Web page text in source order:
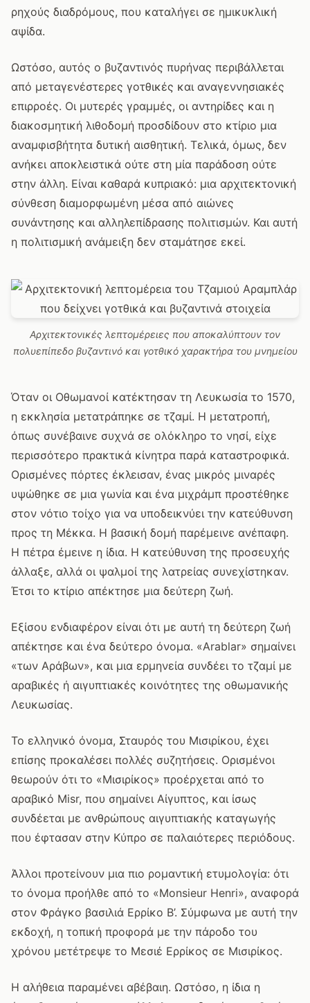
ρηχούς διαδρόμους, που καταλήγει σε ημικυκλική
αψίδα.
Ωστόσο, αυτός ο βυζαντινός πυρήνας περιβάλλεται
από μεταγενέστερες γοτθικές και αναγεννησιακές
επιρροές. Οι μυτερές γραμμές, οι αντηρίδες και η
διακοσμητική λιθοδομή προσδίδουν στο κτίριο μια
αναμφισβήτητα δυτική αισθητική. Τελικά, όμως, δεν
ανήκει αποκλειστικά ούτε στη μία παράδοση ούτε
στην άλλη. Είναι καθαρά κυπριακό: μια αρχιτεκτονική
σύνθεση διαμορφωμένη μέσα από αιώνες
συνάντησης και αλληλεπίδρασης πολιτισμών. Και αυτή
η πολιτισμική ανάμειξη δεν σταμάτησε εκεί.
Αρχιτεκτονικές λεπτομέρειες που αποκαλύπτουν τον
πολυεπίπεδο βυζαντινό και γοτθικό χαρακτήρα του μνημείου
Όταν οι Οθωμανοί κατέκτησαν τη Λευκωσία το 1570,
η εκκλησία μετατράπηκε σε τζαμί. Η μετατροπή,
όπως συνέβαινε συχνά σε ολόκληρο το νησί, είχε
περισσότερο πρακτικά κίνητρα παρά καταστροφικά.
Ορισμένες πόρτες έκλεισαν, ένας μικρός μιναρές
υψώθηκε σε μια γωνία και ένα μιχράμπ προστέθηκε
στον νότιο τοίχο για να υποδεικνύει την κατεύθυνση
προς τη Μέκκα. Η βασική δομή παρέμεινε ανέπαφη.
Η πέτρα έμεινε η ίδια. Η κατεύθυνση της προσευχής
άλλαξε, αλλά οι ψαλμοί της λατρείας συνεχίστηκαν.
Έτσι το κτίριο απέκτησε μια δεύτερη ζωή.
Εξίσου ενδιαφέρον είναι ότι με αυτή τη δεύτερη ζωή
απέκτησε και ένα δεύτερο όνομα. «Arablar» σημαίνει
«των Αράβων», και μια ερμηνεία συνδέει το τζαμί με
αραβικές ή αιγυπτιακές κοινότητες της οθωμανικής
Λευκωσίας.
Το ελληνικό όνομα, Σταυρός του Μισιρίκου, έχει
επίσης προκαλέσει πολλές συζητήσεις. Ορισμένοι
θεωρούν ότι το «Μισιρίκος» προέρχεται από το
αραβικό Misr, που σημαίνει Αίγυπτος, και ίσως
συνδέεται με ανθρώπους αιγυπτιακής καταγωγής
που έφτασαν στην Κύπρο σε παλαιότερες περιόδους.
Άλλοι προτείνουν μια πιο ρομαντική ετυμολογία: ότι
το όνομα προήλθε από το «Monsieur Henri», αναφορά
στον Φράγκο βασιλιά Ερρίκο Β’. Σύμφωνα με αυτή την
εκδοχή, η τοπική προφορά με την πάροδο του
χρόνου μετέτρεψε το Μεσιέ Ερρίκος σε Μισιρίκος.
Η αλήθεια παραμένει αβέβαιη. Ωστόσο, η ίδια η